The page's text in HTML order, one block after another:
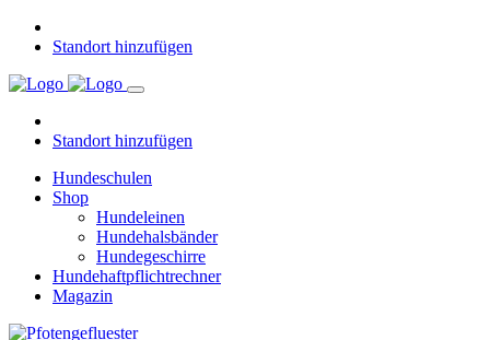
Standort hinzufügen
Standort hinzufügen
Hundeschulen
Shop
Hundeleinen
Hundehalsbänder
Hundegeschirre
Hundehaftpflichtrechner
Magazin